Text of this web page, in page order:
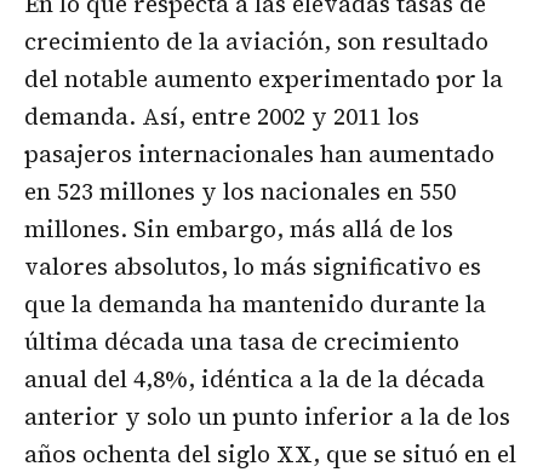
crecimiento de la aviación, son resultado
del notable aumento experimentado por la
demanda. Así, entre 2002 y 2011 los
pasajeros internacionales han aumentado
en 523 millones y los nacionales en 550
millones. Sin embargo, más allá de los
valores absolutos, lo más significativo es
que la demanda ha mantenido durante la
última década una tasa de crecimiento
anual del 4,8%, idéntica a la de la década
anterior y solo un punto inferior a la de los
años ochenta del siglo XX, que se situó en el